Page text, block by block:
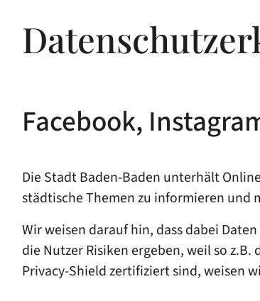
Facebook,
Die Stadt Baden-Baden unterhält
städtische Themen zu informieren und
Wir weisen darauf hin, dass dabei
die Nutzer Risiken ergeben, weil so
Privacy-Shield zertifiziert sind, weisen